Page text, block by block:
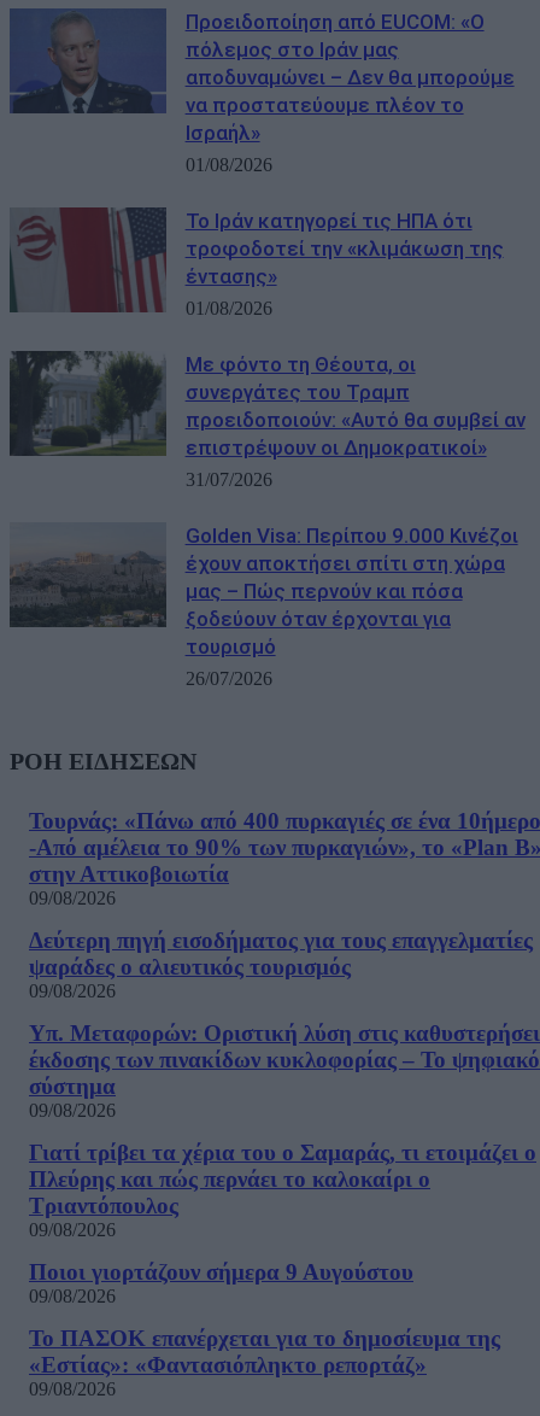
Προειδοποίηση από EUCOM: «Ο
πόλεμος στο Ιράν μας
αποδυναμώνει – Δεν θα μπορούμε
να προστατεύουμε πλέον το
Ισραήλ»
01/08/2026
Το Ιράν κατηγορεί τις ΗΠΑ ότι
τροφοδοτεί την «κλιμάκωση της
έντασης»
01/08/2026
Με φόντο τη Θέουτα, οι
συνεργάτες του Τραμπ
προειδοποιούν: «Αυτό θα συμβεί αν
επιστρέψουν οι Δημοκρατικοί»
31/07/2026
Golden Visa: Περίπου 9.000 Κινέζοι
έχουν αποκτήσει σπίτι στη χώρα
μας – Πώς περνούν και πόσα
ξοδεύουν όταν έρχονται για
τουρισμό
26/07/2026
ΡΟΗ ΕΙΔΗΣΕΩΝ
Τουρνάς: «Πάνω από 400 πυρκαγιές σε ένα 10ήμερο
-Από αμέλεια το 90% των πυρκαγιών», το «Plan
στην Αττικοβοιωτία
09/08/2026
Δεύτερη πηγή εισοδήματος για τους επαγγελματίες
ψαράδες ο αλιευτικός τουρισμός
09/08/2026
Υπ. Μεταφορών: Οριστική λύση στις
έκδοσης των πινακίδων κυκλοφορίας – Το ψηφιακό
σύστημα
09/08/2026
Γιατί τρίβει τα χέρια του ο Σαμαράς, τι ετοιμάζει ο
Πλεύρης και πώς περνάει το καλοκαίρι ο
Τριαντόπουλος
09/08/2026
Ποιοι γιορτάζουν σήμερα 9 Αυγούστου
09/08/2026
Το ΠΑΣΟΚ επανέρχεται για το δημοσίευμα της
«Εστίας»: «Φαντασιόπληκτο ρεπορτάζ»
09/08/2026